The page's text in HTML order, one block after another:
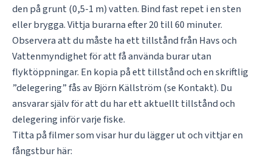
den på grunt (0,5-1 m) vatten. Bind fast repet i en sten
eller brygga. Vittja burarna efter 20 till 60 minuter.
Observera att du måste ha ett tillstånd från Havs och
Vattenmyndighet för att få använda burar utan
flyktöppningar. En kopia på ett tillstånd och en skriftlig
”delegering” fås av Björn Källström (se Kontakt). Du
ansvarar själv för att du har ett aktuellt tillstånd och
delegering inför varje fiske.
Titta på filmer som visar hur du lägger ut och vittjar en
fångstbur här: